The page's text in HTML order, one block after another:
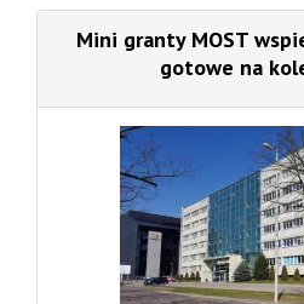
Mini granty MOST
gotowe na